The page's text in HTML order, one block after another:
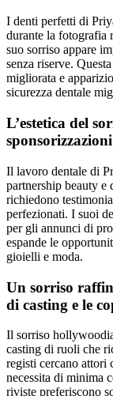
I denti perfetti di
durante la fotografia
suo sorriso appare
senza riserve.
migliorata e
sicurezza dentale
L’estetica del
Il lavoro dentale di
partnership beauty e
richiedono
perfezionati. I suoi
per gli annunci di
espande le
gioielli e moda.
Un sorriso
di casting e le
Il sorriso
casting di ruoli che
registi cercano attori
necessita di minima
riviste preferiscono